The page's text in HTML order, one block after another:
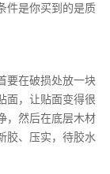
件是你买到的是质
在破损处放一块
面，让贴面变得很
，然后在底层木材
胶、压实，待胶水